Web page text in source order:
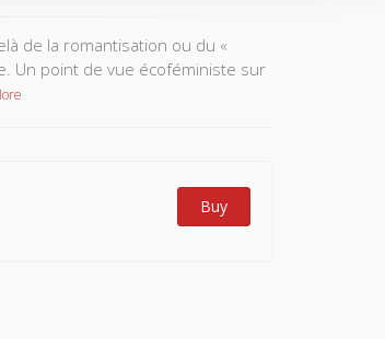
de la romantisation ou du «
Un point de vue écoféministe sur
Buy